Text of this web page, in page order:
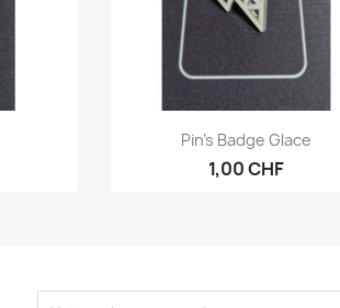
Aperçu rapide
Pin's Badge Glace
1,00 CHF